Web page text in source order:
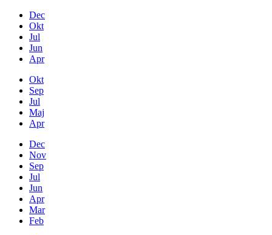
Dec
Okt
Jul
Jun
Apr
Okt
Sep
Jul
Maj
Apr
Dec
Nov
Sep
Jul
Jun
Apr
Mar
Feb